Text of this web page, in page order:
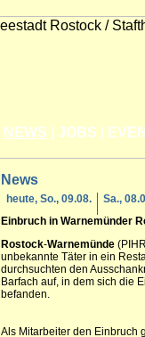
NEWS JOBS
News
heute, So., 09.08. Sa.,
Einbruch in Warnemünder
Rostock-Warnemünde
unbekannte Täter in ein
durchsuchten den
Barfach auf, in dem sich die
befanden.
Als Mitarbeiter den Einbruch